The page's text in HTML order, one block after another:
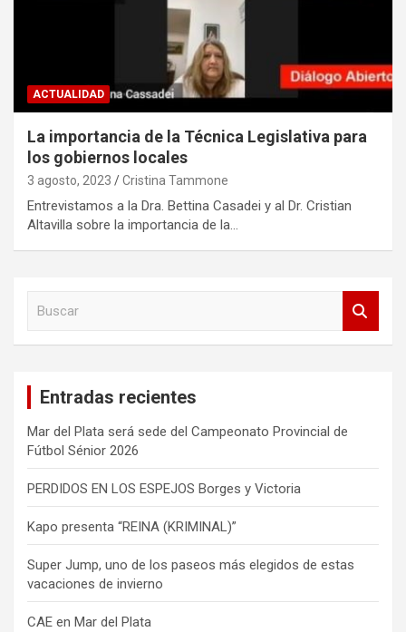
ACTUALIDAD
La importancia de la Técnica Legislativa para
los gobiernos locales
3 agosto, 2023 Cristina Tammone
Entrevistamos a la Dra. Bettina Casadei y al Dr. Cristian
Altavilla sobre la importancia de la…
Entradas recientes
Mar del Plata será sede del Campeonato Provincial de
Fútbol Sénior 2026
PERDIDOS EN LOS ESPEJOS Borges y Victoria
Kapo presenta “REINA (KRIMINAL)”
Super Jump, uno de los paseos más elegidos de estas
vacaciones de invierno
CAE en Mar del Plata